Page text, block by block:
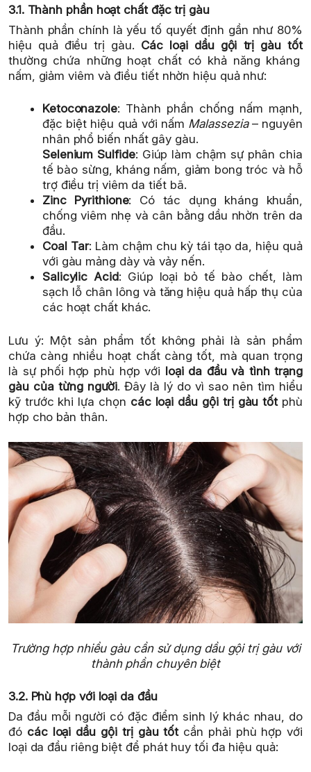
3.1. Thành phần hoạt chất đặc trị gàu
Thành phần chính là yếu tố quyết định gần như 80%
hiệu quả điều trị gàu. Các loại dầu gội trị gàu tốt
thường chứa những hoạt chất có khả năng kháng
nấm, giảm viêm và điều tiết nhờn hiệu quả như:
Ketoconazole: Thành phần chống nấm mạnh,
đặc biệt hiệu quả với nấm Malassezia– nguyên
nhân phổ biến nhất gây gàu.
Selenium Sulfide: Giúp làm chậm sự phân chia
tế bào sừng, kháng nấm, giảm bong tróc và hỗ
trợ điều trị viêm da tiết bã.
Zinc Pyrithione: Có tác dụng kháng khuẩn,
chống viêm nhẹ và cân bằng dầu nhờn trên da
đầu.
Coal Tar: Làm chậm chu kỳ tái tạo da, hiệu quả
với gàu mảng dày và vảy nến.
Salicylic Acid: Giúp loại bỏ tế bào chết, làm
sạch lỗ chân lông và tăng hiệu quả hấp thụ của
các hoạt chất khác.
Lưu ý: Một sản phẩm tốt không phải là sản phẩm
chứa càng nhiều hoạt chất càng tốt, mà quan trọng
là sự phối hợp phù hợp với loại da đầu và tình trạng
gàu của từng người. Đây là lý do vì sao nên tìm hiểu
kỹ trước khi lựa chọn các loại dầu gội trị gàu tốt phù
hợp cho bản thân.
Trường hợp nhiều gàu cần sử dụng dầu gội trị gàu với
thành phần chuyên biệt
3.2. Phù hợp với loại da đầu
Da đầu mỗi người có đặc điểm sinh lý khác nhau, do
đó các loại dầu gội trị gàu tốt cần phải phù hợp với
loại da đầu riêng biệt để phát huy tối đa hiệu quả: